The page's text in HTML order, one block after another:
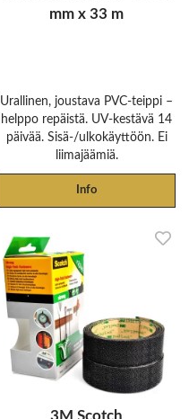
mm x 33 m
Urallinen, joustava PVC-teippi –
helppo repäistä. UV-kestävä 14
päivää. Sisä-/ulkokäyttöön. Ei
liimajäämiä.
Info
3M Scotch